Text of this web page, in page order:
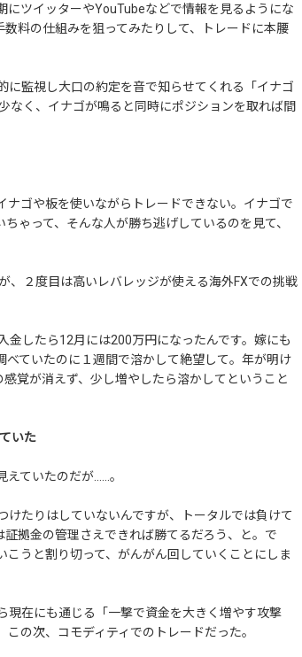
にツイッターやYouTubeなどで情報を見るようにな
料の仕組みを狙ってみたりして、トレードに本腰
監視し大口の約定を音で知らせてくれる「イナゴ
なく、イナゴが鳴ると同時にポジションを取れば間
ナゴや板を使いながらトレードできない。イナゴで
ゃって、そんな人が勝ち逃げしているのを見て、
、２度目は高いレバレッジが使える海外FXでの挑戦
金したら12月には200万円になったんです。嫁にも
ていたのに１週間で溶かして絶望して。年が明け
覚が消えず、少し増やしたら溶かしてということ
いた
ていたのだが......。
けたりはしていないんですが、トータルでは負けて
拠金の管理さえできれば勝てるだろう、と。で
うと割り切って、がんがん回していくことにしま
現在にも通じる「一撃で資金を大きく増やす攻撃
の次、コモディティでのトレードだった。